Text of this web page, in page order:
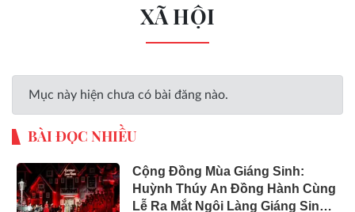
XÃ HỘI
Mục này hiện chưa có bài đăng nào.
BÀI ĐỌC NHIỀU
Cộng Đồng Mùa Giáng Sinh:
Huỳnh Thúy An Đồng Hành Cùng
Lễ Ra Mắt Ngôi Làng Giáng Sinh